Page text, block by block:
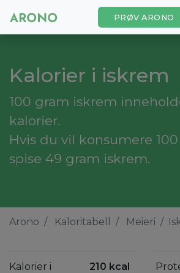
PRØV ARONO
Kalorier i iskrem
100 gram iskrem
kalorier.
Hvis du vil konsumere
spise 49 gram iskrem.
Arono Kaloritabell Meieri
Kalorier i
210 kcal